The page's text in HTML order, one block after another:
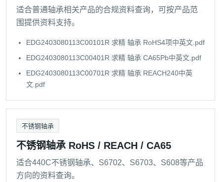
适合普通轴承相关产品的合规资料查询，可按产品范
围提供资料支持。
EDG2403080113C00101R 求精 轴承 RoHS4项中英文.pdf
EDG2403080113C00401R 求精 轴承 CA65Pb中英文.pdf
EDG2403080113C00701R 求精 轴承 REACH240中英
文.pdf
不锈钢轴承
不锈钢轴承 RoHS / REACH / CA65
适合440C不锈钢轴承、S6702、S6703、S608等产品
方向的资料查询。